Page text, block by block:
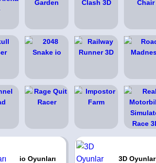
io Oyunları 3D Oyunlar